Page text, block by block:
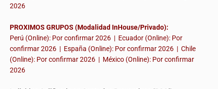
2026
PROXIMOS GRUPOS (Modalidad InHouse/Privado):
Perú (Online): Por confirmar 2026 | Ecuador (Online): Por
confirmar 2026 | España (Online): Por confirmar 2026 | Chile
(Online): Por confirmar 2026 | México (Online): Por confirmar
2026